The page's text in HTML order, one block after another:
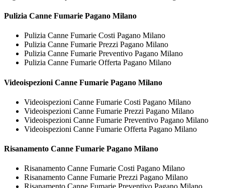
Pulizia Canne Fumarie Pagano Milano
Pulizia Canne Fumarie Costi Pagano Milano
Pulizia Canne Fumarie Prezzi Pagano Milano
Pulizia Canne Fumarie Preventivo Pagano Milano
Pulizia Canne Fumarie Offerta Pagano Milano
Videoispezioni Canne Fumarie Pagano Milano
Videoispezioni Canne Fumarie Costi Pagano Milano
Videoispezioni Canne Fumarie Prezzi Pagano Milano
Videoispezioni Canne Fumarie Preventivo Pagano Milano
Videoispezioni Canne Fumarie Offerta Pagano Milano
Risanamento Canne Fumarie Pagano Milano
Risanamento Canne Fumarie Costi Pagano Milano
Risanamento Canne Fumarie Prezzi Pagano Milano